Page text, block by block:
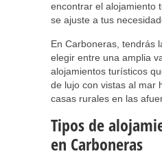
encontrar el alojamiento
se ajuste a tus
En Carboneras, tendrás
elegir entre una amplia
alojamientos turísticos
de lujo con vistas al mar
casas rurales en las
Tipos de
en Carboneras